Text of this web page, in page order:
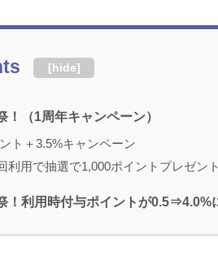
[hide]
（1周年キャンペーン）
ト＋3.5%キャンペーン
利用で抽選で1,000ポイントプレゼント
！利用時付与ポイントが0.5⇒4.0%